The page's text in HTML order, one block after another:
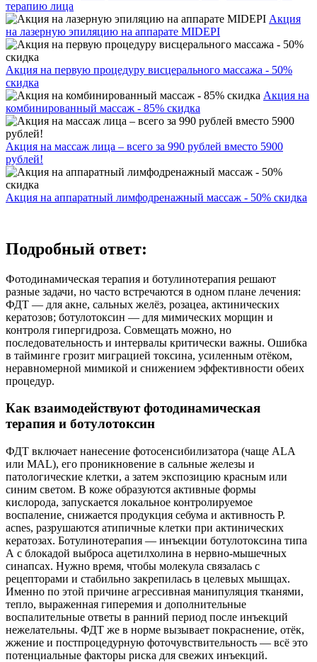
терапию лица
Акция
на лазерную эпиляцию на аппарате MIDEPI
Акция на первую процедуру висцерального массажа - 50%
скидка
Акция на
комбинированный массаж - 85% скидка
Акция на массаж лица – всего за 990 рублей вместо 5900
рублей!
Акция на аппаратный лимфодренажный массаж - 50% скидка
Подробный ответ:
Фотодинамическая терапия и ботулинотерапия решают
разные задачи, но часто встречаются в одном плане лечения:
ФДТ — для акне, сальных желёз, розацеа, актинических
кератозов; ботулотоксин — для мимических морщин и
контроля гипергидроза. Совмещать можно, но
последовательность и интервалы критически важны. Ошибка
в тайминге грозит миграцией токсина, усиленным отёком,
неравномерной мимикой и снижением эффективности обеих
процедур.
Как взаимодействуют фотодинамическая
терапия и ботулотоксин
ФДТ включает нанесение фотосенсибилизатора (чаще ALA
или MAL), его проникновение в сальные железы и
патологические клетки, а затем экспозицию красным или
синим светом. В коже образуются активные формы
кислорода, запускается локальное контролируемое
воспаление, снижается продукция себума и активность P.
acnes, разрушаются атипичные клетки при актинических
кератозах. Ботулинотерапия — инъекции ботулотоксина типа
А с блокадой выброса ацетилхолина в нервно-мышечных
синапсах. Нужно время, чтобы молекула связалась с
рецепторами и стабильно закрепилась в целевых мышцах.
Именно по этой причине агрессивная манипуляция тканями,
тепло, выраженная гиперемия и дополнительные
воспалительные ответы в ранний период после инъекций
нежелательны. ФДТ же в норме вызывает покраснение, отёк,
жжение и постпроцедурную фоточувствительность — всё это
потенциальные факторы риска для свежих инъекций.